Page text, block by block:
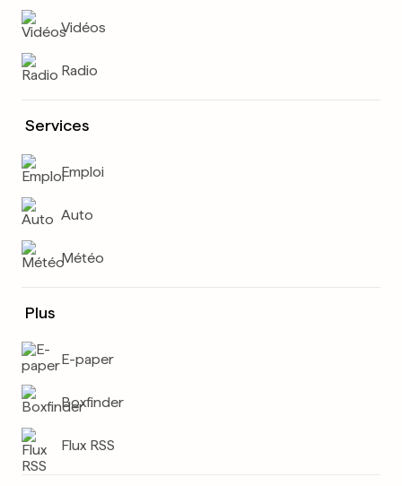
Vidéos
Radio
Services
Emploi
Auto
Météo
Plus
E-paper
Boxfinder
Flux RSS